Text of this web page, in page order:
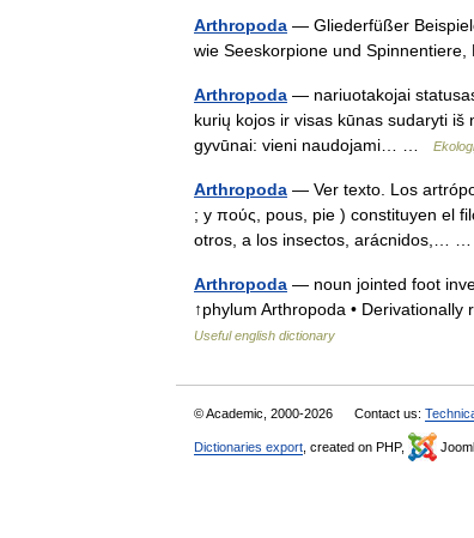
Arthropoda — Gliederfüßer
wie Seeskorpione und
Arthropoda — nariuotakojai
kurių kojos ir visas kūnas sudaryti
gyvūnai: vieni naudojami… …
Arthropoda — Ver texto. Los
; y πούς, pous, pie ) constituyen el
otros, a los insectos, arácnidos,…
Arthropoda — noun jointed foot
↑phylum Arthropoda •
Useful english dictionary
© Academic, 2000-2026 Contact us:
Dictionaries export , created on PHP,